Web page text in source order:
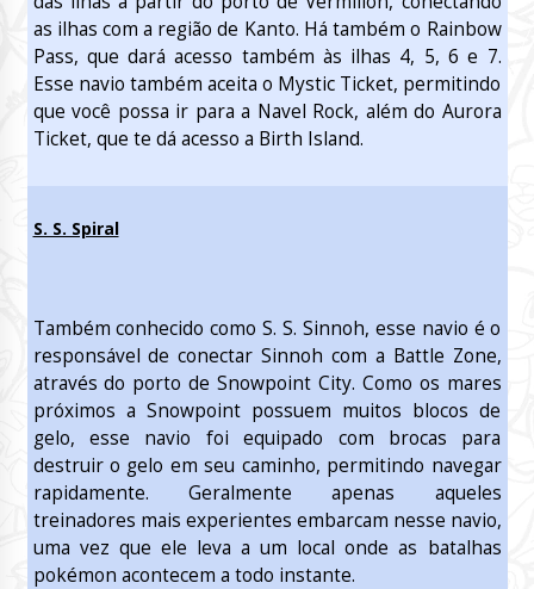
as ilhas com a região de Kanto. Há também o Rainbow
Pass, que dará acesso também às ilhas 4, 5, 6 e 7.
Esse navio também aceita o Mystic Ticket, permitindo
que você possa ir para a Navel Rock, além do Aurora
Ticket, que te dá acesso a Birth Island.
S. S. Spiral
Também conhecido como S. S. Sinnoh, esse navio é o
responsável de conectar Sinnoh com a Battle Zone,
através do porto de Snowpoint City. Como os mares
próximos a Snowpoint possuem muitos blocos de
gelo, esse navio foi equipado com brocas para
destruir o gelo em seu caminho, permitindo navegar
rapidamente. Geralmente apenas aqueles
treinadores mais experientes embarcam nesse navio,
uma vez que ele leva a um local onde as batalhas
pokémon acontecem a todo instante.